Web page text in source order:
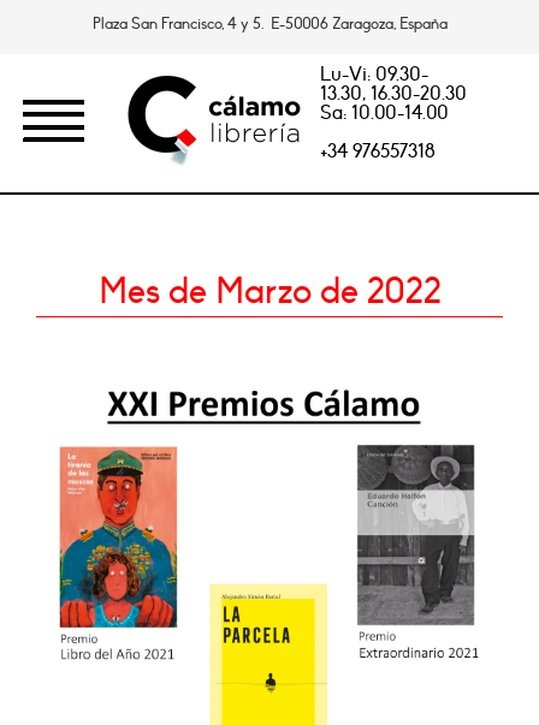
Plaza San Francisco, 4 y 5. E-50006 Zaragoza, España
Lu-Vi: 09.30-
13.30, 16.30-20.30
Sa: 10.00-14.00
+34 976557318
Mes de Marzo de 2022